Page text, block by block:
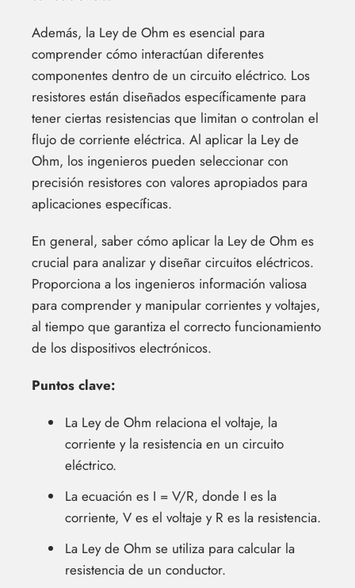
Además, la Ley de Ohm es esencial para
comprender cómo interactúan diferentes
componentes dentro de un circuito eléctrico. Los
resistores están diseñados específicamente para
tener ciertas resistencias que limitan o controlan el
flujo de corriente eléctrica. Al aplicar la Ley de
Ohm, los ingenieros pueden seleccionar con
precisión resistores con valores apropiados para
aplicaciones específicas.
En general, saber cómo aplicar la Ley de Ohm es
crucial para analizar y diseñar circuitos eléctricos.
Proporciona a los ingenieros información valiosa
para comprender y manipular corrientes y voltajes,
al tiempo que garantiza el correcto funcionamiento
de los dispositivos electrónicos.
Puntos clave:
La Ley de Ohm relaciona el voltaje, la
corriente y la resistencia en un circuito
eléctrico.
La ecuación es I = V/R, donde I es la
corriente, V es el voltaje y R es la resistencia.
La Ley de Ohm se utiliza para calcular la
resistencia de un conductor.